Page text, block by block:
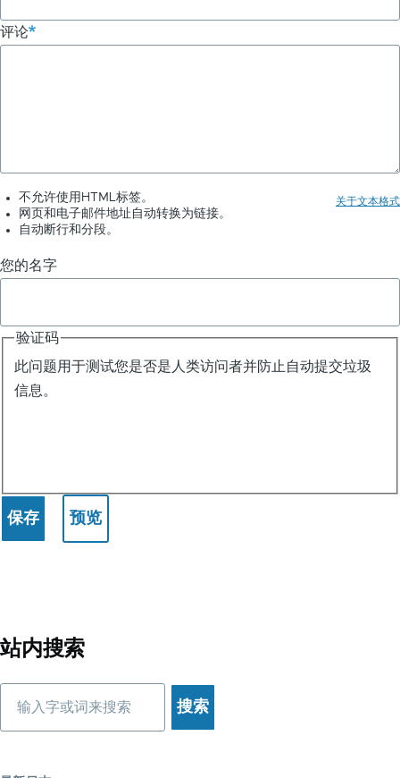
册
评论
关于文本格式
不允许使用HTML标签。
网页和电子邮件地址自动转换为链接。
自动断行和分段。
您的名字
验证码
此问题用于测试您是否是人类访问者并防止自动提交垃圾
信息。
站内搜索